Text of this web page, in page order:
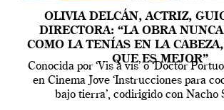
OLIVIA DELCÁN, ACTRIZ,
DIRECTORA: “LA OBRA
COMO LA TENÍAS EN LA
QUE ES MEJOR”
Conocida por ‘Vis a vis’ o ‘Doctor
en Cinema Jove ‘Instrucciones para
bajo tierra’, codirigido con Nacho